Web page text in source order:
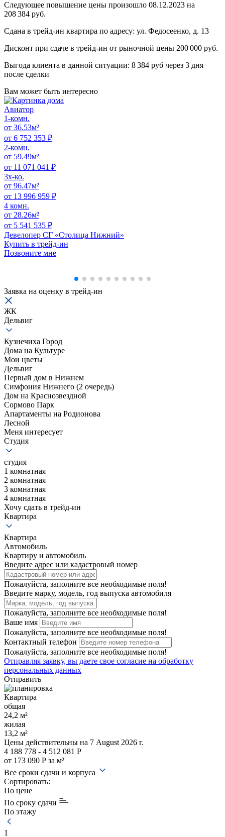
Следующее повышение цены произошло 08.12.2023 на
208 384 руб.
Сдана в трейд-ин квартира по адресу: ул. Федосеенко, д. 13
Дисконт при сдаче в трейд-ин от рыночной цены 200 000 руб.
Выгода клиента в данной ситуации: 8 384 руб через 3 дня
после сделки
Вам может быть интересно
Авиатор
1-комн.
от 36.53м²
от 6 752 353 ₽
2-комн.
от 59.49м²
от 11 071 041 ₽
3x-ко.
от 96.47м²
от 13 996 959 ₽
4 комн.
от 28.26м²
от 5 541 535 ₽
Девелопер СГ «Столица Нижний»
Купить в трейд-ин
Позвоните мне
Заявка на оценку в трейд-ин
ЖК
Дельвиг
Кузнечиха Город
Дома на Культуре
Мои цветы
Дельвиг
Первый дом в Нижнем
Симфония Нижнего (2 очередь)
Дом на Краснозвездной
Сормово Парк
Апартаменты на Родионова
Лесной
Меня интересует
Студия
студия
1 комнатная
2 комнатная
3 комнатная
4 комнатная
Хочу сдать в трейд-ин
Квартира
Квартира
Автомобиль
Квартиру и автомобиль
Введите адрес или кадастровый номер
Пожалуйста, заполните все необходимые поля!
Введите марку, модель, год выпуска автомобиля
Пожалуйста, заполните все необходимые поля!
Ваше имя
Пожалуйста, заполните все необходимые поля!
Контактный телефон
Пожалуйста, заполните все необходимые поля!
Отправляя заявку, вы даете свое согласие на обработку
персональных данных
Отправить
Квартира
общая
24,2 м²
жилая
13,2 м²
Цены действительны на 7 August 2026 г.
4 188 778 - 4 512 081 Р
от 173 090 Р за м²
Все сроки сдачи и корпуса
Сортировать:
По цене
По сроку сдачи
По этажу
1